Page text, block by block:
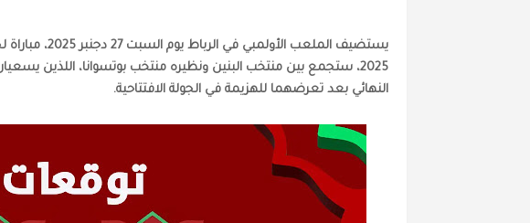
يستضيف الملعب الأولمبي في الرباط يوم السبت 27 دجنبر 2025، مباراة لحساب الجولة الثانية من
2025، ستجمع بين منتخب البنين ونظيره منتخب بوتسوانا، اللذين
النهائي بعد تعرضهما للهزيمة في الجولة الافتتاحية.